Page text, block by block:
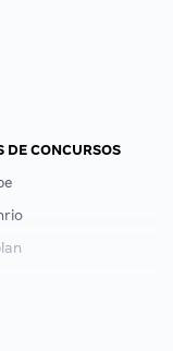
DE CONCURSOS